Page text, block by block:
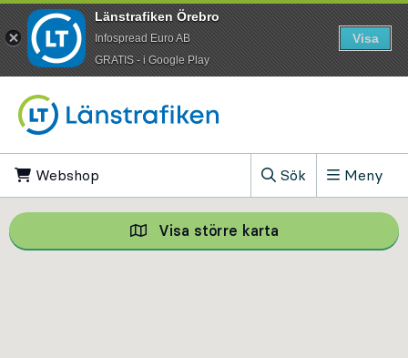
Webshop
Sök
, Visa sökfältet
Meny
Visa större karta Visa större
Länstrafiken Örebro
Infospread Euro AB
​GRATIS - i Google Play
Visa